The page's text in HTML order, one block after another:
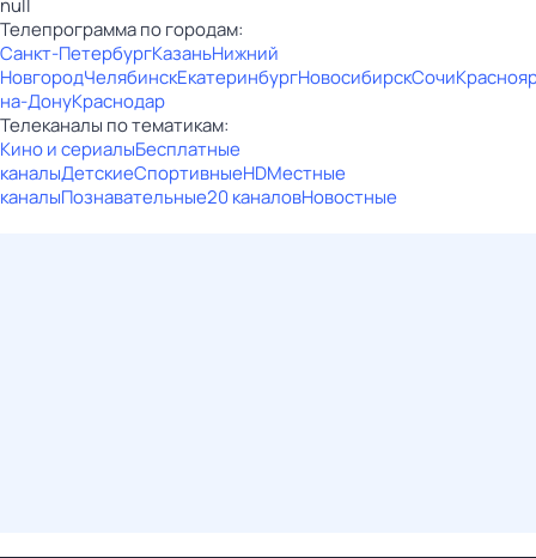
null
Телепрограмма по городам:
Санкт-ПетербургКазаньНижний
НовгородЧелябинскЕкатеринбургНовосибирскСочи
на-ДонуКраснодар
Телеканалы по тематикам:
Кино и сериалыБесплатные
каналыДетскиеСпортивныеHDМестные
каналыПознавательные20 каналовНовостные